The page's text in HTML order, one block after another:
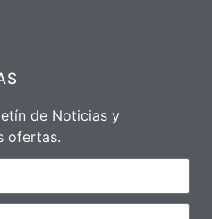
de Noticias y
ofertas.